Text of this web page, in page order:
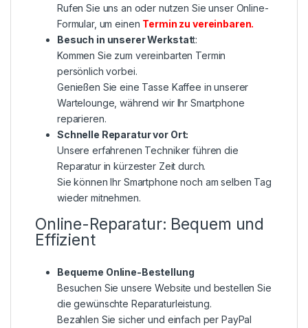
Rufen Sie uns an oder nutzen Sie unser Online-
Formular, um einen Termin zu vereinbaren.
Besuch in unserer Werkstatt:
Kommen Sie zum vereinbarten Termin
persönlich vorbei.
Genießen Sie eine Tasse Kaffee in unserer
Wartelounge, während wir Ihr Smartphone
reparieren.
Schnelle Reparatur vor Ort:
Unsere erfahrenen Techniker führen die
Reparatur in kürzester Zeit durch.
Sie können Ihr Smartphone noch am selben Tag
wieder mitnehmen.
Online-Reparatur: Bequem und
Effizient
Bequeme Online-Bestellung
Besuchen Sie unsere Website und bestellen Sie
die gewünschte Reparaturleistung.
Bezahlen Sie sicher und einfach per PayPal